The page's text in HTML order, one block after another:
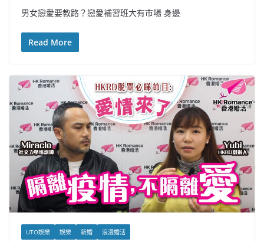
男女戀愛要教路？戀愛補習班大有市場 身邊
Read More
UTO娛樂 娛樂 新婚 浪漫婚活